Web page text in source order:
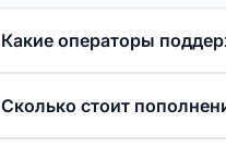
Какие операторы
Сколько стоит